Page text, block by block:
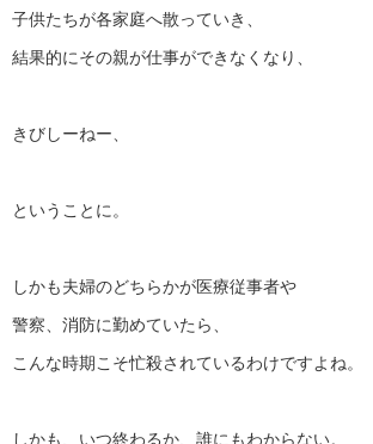
子供たちが各家庭へ散っていき、
結果的にその親が仕事ができなくなり、
きびしーねー、
ということに。
しかも夫婦のどちらかが医療従事者や
警察、消防に勤めていたら、
こんな時期こそ忙殺されているわけですよね。
しかも、いつ終わるか、誰にもわからない。